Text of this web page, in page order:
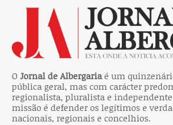
O Jornal de Albergariaé um
pública geral, mas com carácter
regionalista, pluralista e
missão é defender os legítimos e
nacionais, regionais e concelhios.